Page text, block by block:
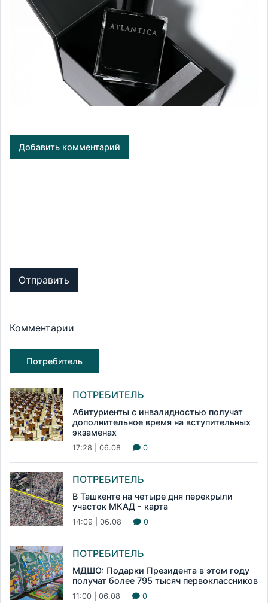
Добавить комментарий
Отправить
Комментарии
Потребитель
ПОТРЕБИТЕЛЬ
Абитуриенты с инвалидностью получат
дополнительное время на вступительных
экзаменах
17:28 | 06.08 0
ПОТРЕБИТЕЛЬ
В Ташкенте на четыре дня перекрыли
участок МКАД - карта
14:09 | 06.08 0
ПОТРЕБИТЕЛЬ
МДШО: Подарки Президента в этом году
получат более 795 тысяч первоклассников
11:00 | 06.08 0